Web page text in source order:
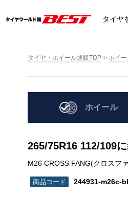
タイヤ
タイヤ・ホイール通販TOP ホイ
ホイール
265/75R16 112/109
M26 CROSS FANG(クロスフ
244931-m26c-